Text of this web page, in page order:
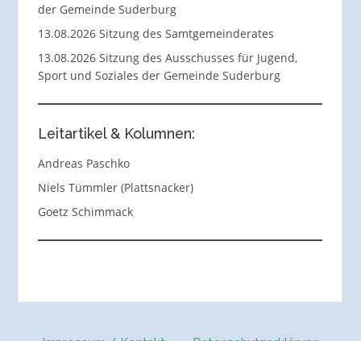
der Gemeinde Suderburg
13.08.2026 Sitzung des Samtgemeinderates
13.08.2026 Sitzung des Ausschusses für Jugend,
Sport und Soziales der Gemeinde Suderburg
Leitartikel & Kolumnen:
Andreas Paschko
Niels Tümmler (Plattsnacker)
Goetz Schimmack